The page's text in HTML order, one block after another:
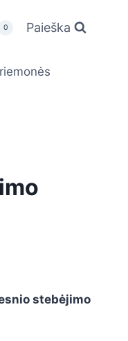
0 Paieška
stebėjimo